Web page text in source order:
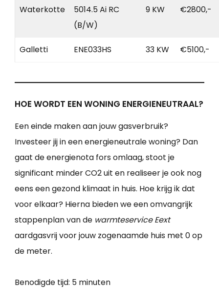
Waterkotte
5014.5 Ai RC
(B/W)
9 KW €2800,-
Galletti ENE033HS 33 KW €5100,-
HOE WORDT EEN WONING ENERGIENEUTRAAL?
Een einde maken aan jouw gasverbruik?
Investeer jij in een energieneutrale woning? Dan
gaat de energienota fors omlaag, stoot je
significant minder CO2 uit en realiseer je ook nog
eens een gezond klimaat in huis. Hoe krijg ik dat
voor elkaar? Hierna bieden we een omvangrijk
stappenplan van de warmteservice Eext
aardgasvrij voor jouw zogenaamde huis met 0 op
de meter.
Benodigde tijd: 5 minuten